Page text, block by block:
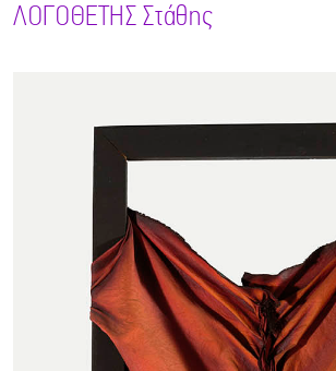
ΛΟΓΟΘΕΤΗΣ Στάθης